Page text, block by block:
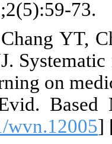
Studies.
28. Feng
CH, Chang
situated
Worldviews
[